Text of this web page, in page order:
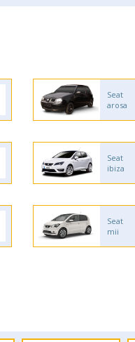
Seat
arosa
Seat
ibiza
Seat
mii